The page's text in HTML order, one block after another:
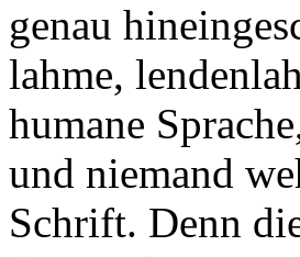
genau
lahme,
humane
und niemand
Schrift. Denn